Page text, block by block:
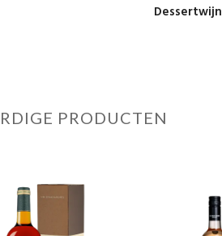
Dessertwijn
PRODUCTEN